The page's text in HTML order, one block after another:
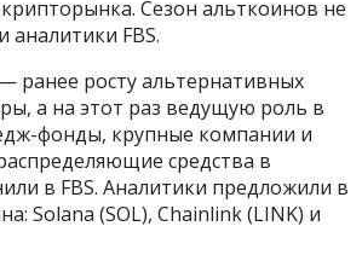
Сезон альткоинов не
FBS.
ранее росту альтернативных
а на этот раз ведущую роль в
фонды, крупные компании и
средства в
в FBS. Аналитики предложили в
Solana (SOL), Chainlink (LINK) и